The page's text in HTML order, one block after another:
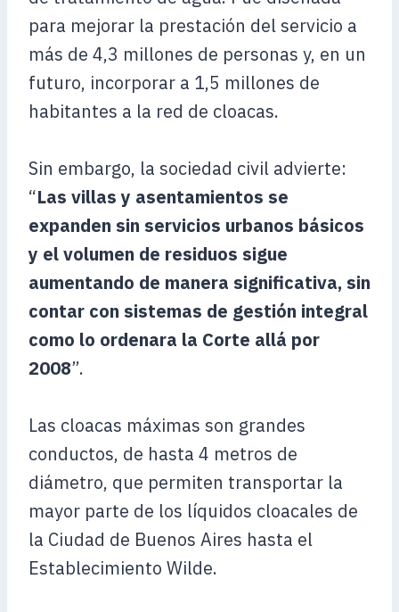
para mejorar la prestación del servicio a
más de 4,3 millones de personas y, en un
futuro, incorporar a 1,5 millones de
habitantes a la red de cloacas.
Sin embargo, la sociedad civil advierte:
“Las villas y asentamientos se
expanden sin servicios urbanos básicos
y el volumen de residuos sigue
aumentando de manera significativa, sin
contar con sistemas de gestión integral
como lo ordenara la Corte allá por
2008”.
Las cloacas máximas son grandes
conductos, de hasta 4 metros de
diámetro, que permiten transportar la
mayor parte de los líquidos cloacales de
la Ciudad de Buenos Aires hasta el
Establecimiento Wilde.